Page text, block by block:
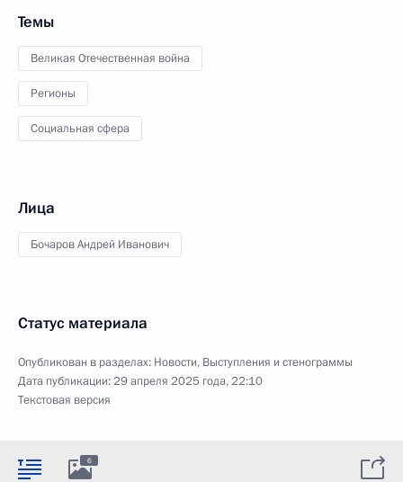
Темы
Великая Отечественная война
Регионы
Социальная сфера
Лица
Бочаров Андрей Иванович
Статус материала
Опубликован в разделах: Новости, Выступления и стенограммы
Дата публикации:29 апреля 2025 года, 22:10
Текстовая версия
6